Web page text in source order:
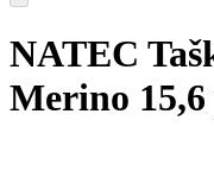
NATEC
Merino